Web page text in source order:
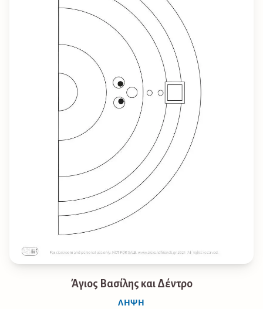
Άγιος Βασίλης και Δέντρο
ΛΉΨΗ